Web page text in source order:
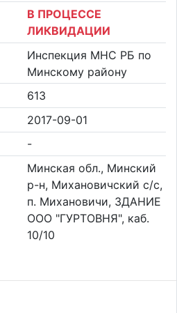
В ПРОЦЕССЕ
ЛИКВИДАЦИИ
Инспекция МНС РБ по
Минскому району
613
2017-09-01
-
Минская обл., Минский
р-н, Михановичский с/с,
п. Михановичи, ЗДАНИЕ
ООО "ГУРТОВНЯ", каб.
10/10